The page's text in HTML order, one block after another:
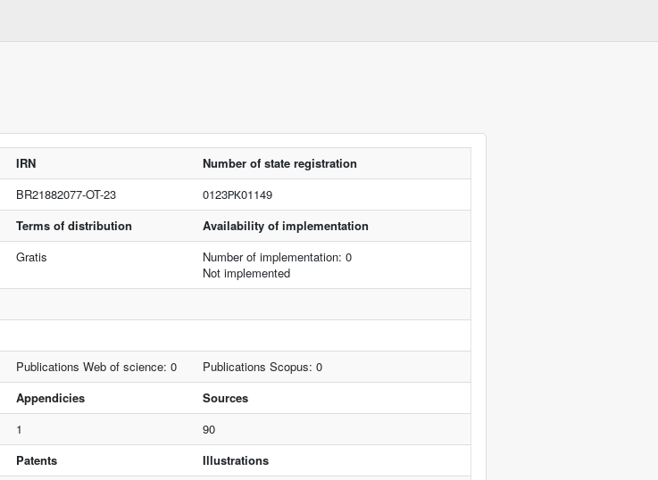
IRN
Number of state registration
BR21882077-OT-23
0123РК01149
Terms of distribution
Availability of implementation
Gratis
Number of implementation: 0
Not implemented
Publications Web of science: 0
Publications Scopus: 0
Appendicies
Sources
1
90
Patents
Illustrations